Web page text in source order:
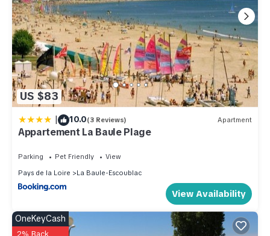
US $83
| 10.0(3 Reviews) Apartment
Appartement La Baule Plage
Parking Pet Friendly
View
Pays de la Loire
La Baule-Escoublac
View Availability
OneKeyCash